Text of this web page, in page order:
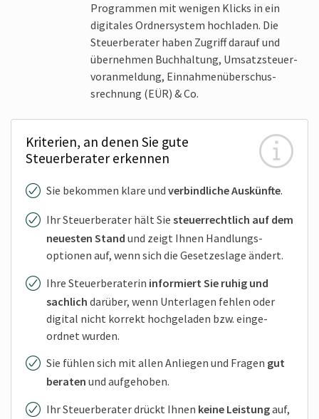
Programmen mit wenigen Klicks in ein
digitales Ordner­system hochladen. Die
Steuer­berater haben Zugriff darauf und
übernehmen Buch­haltung, Umsatz­steuer­
voranmeldung, Einnahmen­überschus­
srechnung (EÜR) & Co.
Kriterien, an denen Sie gute
Steuerberater erkennen
Sie bekommen klare und verbind­liche Auskünfte.
Ihr Steuer­berater hält Sie steuer­rechtlich auf dem
neuesten Stand und zeigt Ihnen Handlungs­
optionen auf, wenn sich die Gesetzes­lage ändert.
Ihre Steuer­beraterin informiert Sie ruhig und
sachlich darüber, wenn Unter­lagen fehlen oder
digital nicht korrekt hoch­geladen bzw. einge­
ordnet wurden.
Sie fühlen sich mit allen Anliegen und Fragen gut
beraten und aufgehoben.
Ihr Steuer­berater drückt Ihnen keine Leistungauf,